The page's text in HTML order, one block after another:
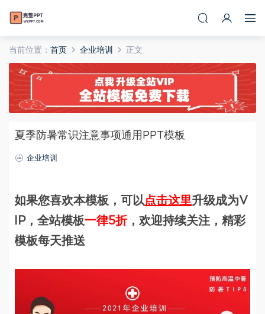
当前位置： 首页 企业培训 正文
夏季防暑常识注意事项通用PPT模板
企业培训
如果您喜欢本模板，可以点击这里升级成为V
IP，全站模板一律5折，欢迎持续关注，精彩
模板每天推送